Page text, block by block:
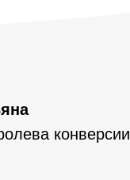
конверсии